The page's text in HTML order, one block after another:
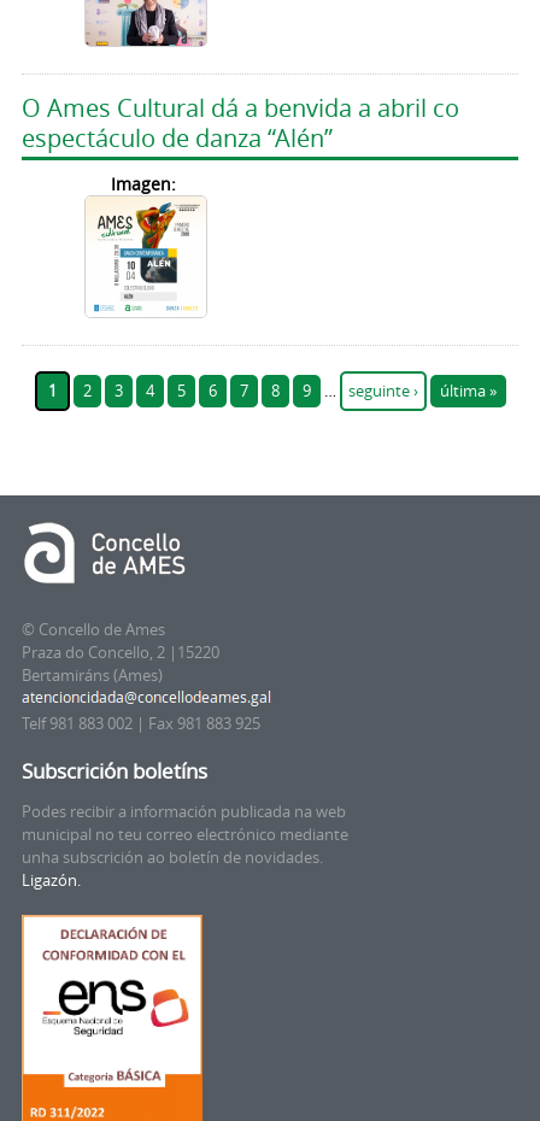
O Ames Cultural dá a benvida a abril co
espectáculo de danza “Alén”
Imagen:
Páxinas
1 2 3 4 5 6 7 8 9 … seguinte › última »
© Concello de Ames
Praza do Concello, 2 |15220
Bertamiráns (Ames)
Telf 981 883 002 | Fax 981 883 925
Subscrición boletíns
Podes recibir a información publicada na web
municipal no teu correo electrónico mediante
unha subscrición ao boletín de novidades.
Ligazón.